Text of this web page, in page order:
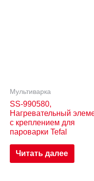
Мультиварка
SS-990580,
Нагревательный
с креплением для
пароварки Tefal
Читать далее